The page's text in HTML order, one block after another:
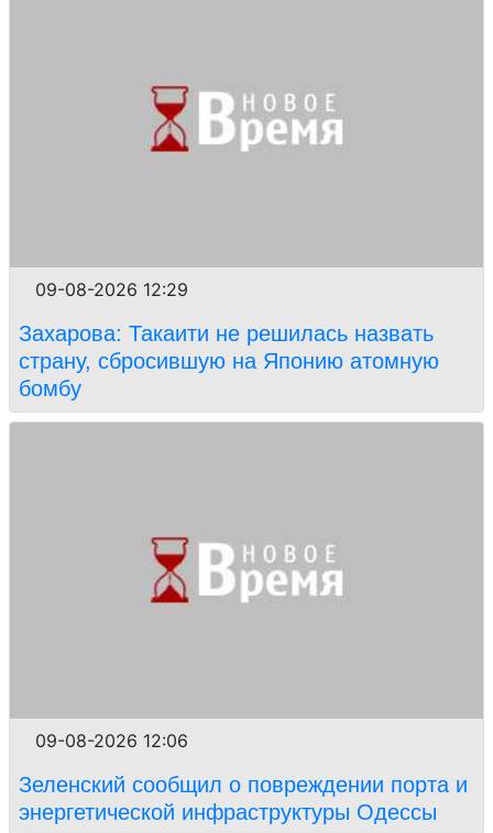
09-08-2026 12:29
Захарова: Такаити не решилась назвать
страну, сбросившую на Японию атомную
бомбу
09-08-2026 12:06
Зеленский сообщил о повреждении порта и
энергетической инфраструктуры Одессы